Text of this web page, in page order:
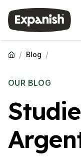
/ Blog /
OUR BLOG